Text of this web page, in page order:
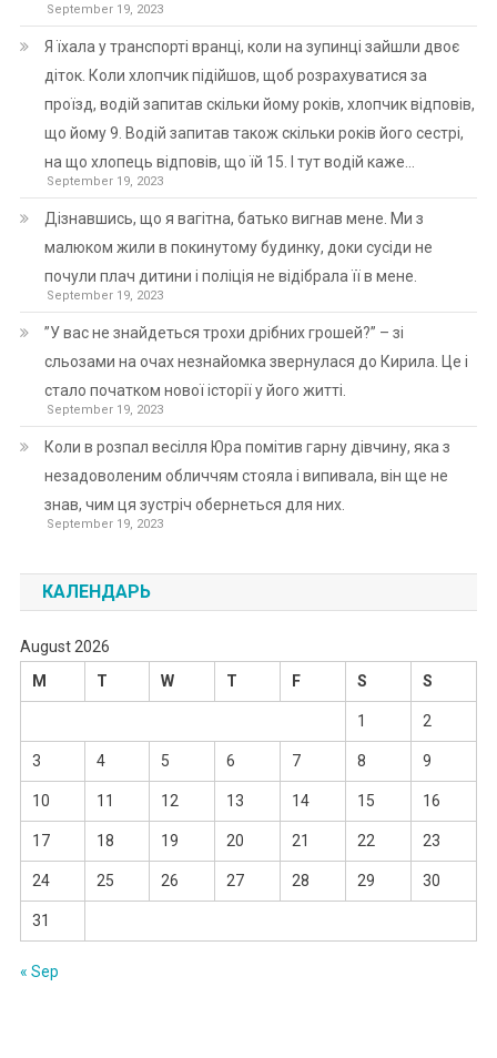
September 19, 2023
Я їхала у транспорті вранці, коли на зупинці зайшли двоє
діток. Коли хлопчик підійшов, щоб розрахуватися за
проїзд, водій запитав скільки йому років, хлопчик відповів,
що йому 9. Водій запитав також скільки років його сестрі,
на що хлопець відповів, що їй 15. І тут водій каже…
September 19, 2023
Дізнавшись, що я вагітна, батько вигнав мене. Ми з
малюком жили в покинутому будинку, доки сусіди не
почули плач дитини і поліція не відібрала її в мене.
September 19, 2023
”У вас не знайдеться трохи дрібних грошей?” – зі
сльозами на очах незнайомка звернулася до Кирила. Це і
стало початком нової історії у його житті.
September 19, 2023
Коли в розпал весілля Юра помітив гарну дівчину, яка з
незадоволеним обличчям стояла і випивала, він ще не
знав, чим ця зустріч обернеться для них.
September 19, 2023
КАЛЕНДАРЬ
August 2026
M
T W T F S S
1 2
3 4 5 6 7 8 9
10 11 12 13 14 15 16
17 18 19 20 21 22 23
24 25 26 27 28 29 30
31
« Sep